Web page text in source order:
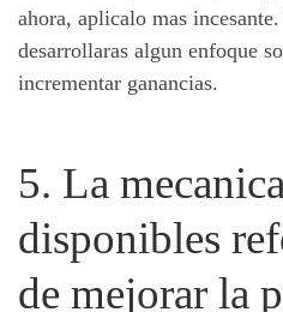
ahora, aplicalo mas
desarrollaras algun enfoque
incrementar ganancias.
5. La
disponibles
de mejorar la